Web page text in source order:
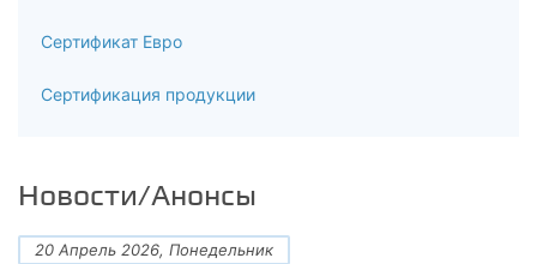
Сертификат Евро
Сертификация продукции
Новости/Анонсы
20 Апрель 2026, Понедельник